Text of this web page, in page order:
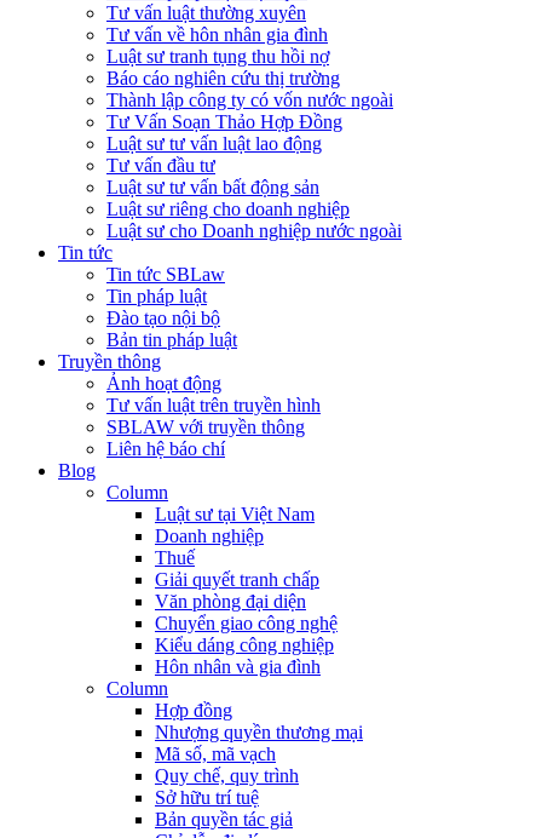
Tư vấn luật thường xuyên
Tư vấn về hôn nhân gia đình
Luật sư tranh tụng thu hồi nợ
Báo cáo nghiên cứu thị trường
Thành lập công ty có vốn nước ngoài
Tư Vấn Soạn Thảo Hợp Đồng
Luật sư tư vấn luật lao động
Tư vấn đầu tư
Luật sư tư vấn bất động sản
Luật sư riêng cho doanh nghiệp
Luật sư cho Doanh nghiệp nước ngoài
Tin tức
Tin tức SBLaw
Tin pháp luật
Đào tạo nội bộ
Bản tin pháp luật
Truyền thông
Ảnh hoạt động
Tư vấn luật trên truyền hình
SBLAW với truyền thông
Liên hệ báo chí
Blog
Column
Luật sư tại Việt Nam
Doanh nghiệp
Thuế
Giải quyết tranh chấp
Văn phòng đại diện
Chuyển giao công nghệ
Kiểu dáng công nghiệp
Hôn nhân và gia đình
Column
Hợp đồng
Nhượng quyền thương mại
Mã số, mã vạch
Quy chế, quy trình
Sở hữu trí tuệ
Bản quyền tác giả